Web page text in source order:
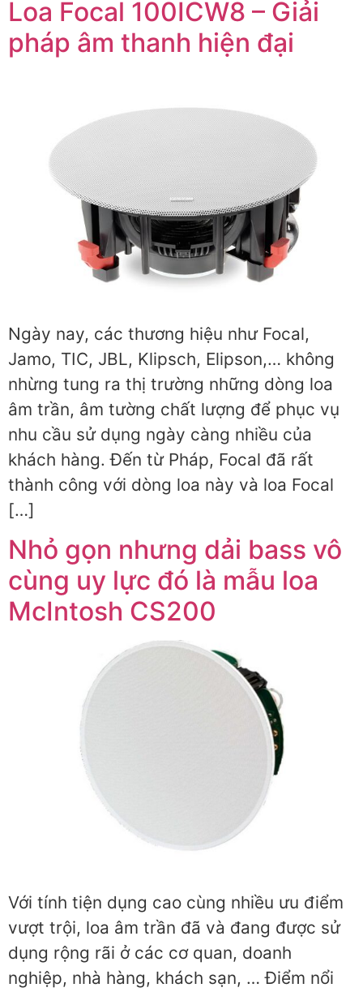
Loa Focal 100ICW8 – Giải
pháp âm thanh hiện đại
Ngày nay, các thương hiệu như Focal,
Jamo, TIC, JBL, Klipsch, Elipson,… không
nhừng tung ra thị trường những dòng loa
âm trần, âm tường chất lượng để phục vụ
nhu cầu sử dụng ngày càng nhiều của
khách hàng. Đến từ Pháp, Focal đã rất
thành công với dòng loa này và loa Focal
[…]
Nhỏ gọn nhưng dải bass vô
cùng uy lực đó là mẫu loa
McIntosh CS200
Với tính tiện dụng cao cùng nhiều ưu điểm
vượt trội, loa âm trần đã và đang được sử
dụng rộng rãi ở các cơ quan, doanh
nghiệp, nhà hàng, khách sạn, … Điểm nổi